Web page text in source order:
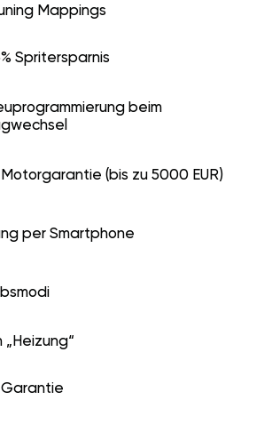
Mappings
Spritersparnis
beim
(bis zu 5000 EUR)
per Smartphone
„Heizung“